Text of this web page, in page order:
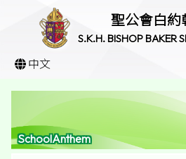
聖公會白約
S.K.H. BISHOP BAKER
中文
SchoolAnthem